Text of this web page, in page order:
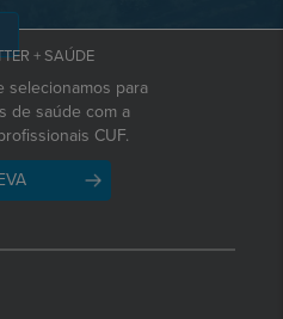
+ SAÚDE
selecionamos para
de saúde com a
CUF.